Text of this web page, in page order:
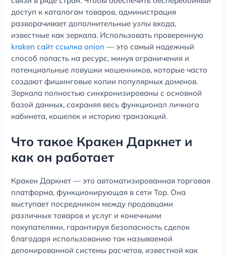
доступ к каталогам товаров, администрация
разворачивает дополнительные узлы входа,
известные как зеркала. Использовать проверенную
kraken сайт ссылка onion — это самый надежный
способ попасть на ресурс, минуя ограничения и
потенциальные ловушки мошенников, которые часто
создают фишинговые копии популярных доменов.
Зеркала полностью синхронизированы с основной
базой данных, сохраняя весь функционал личного
кабинета, кошелек и историю транзакций.
Что такое Кракен Даркнет и
как он работает
Кракен Даркнет — это автоматизированная торговая
платформа, функционирующая в сети Тор. Она
выступает посредником между продавцами
различных товаров и услуг и конечными
покупателями, гарантируя безопасность сделок
благодаря использованию так называемой
депонированной системы расчетов, известной как